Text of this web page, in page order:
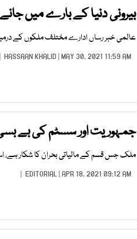
بیرونی دنیا کے بارے میں جانے
عالمی خبر رساں ادارے مختلف ملکوں کے
HASSAAN KHALID| MAY 30, 2021 11:59 AM |
جمہوریت اور سسٹم کی بے
ملک جس قسم کے مالیاتی بحران کا شکار ہے،
EDITORIAL| APR 18, 2021 09:12 AM |